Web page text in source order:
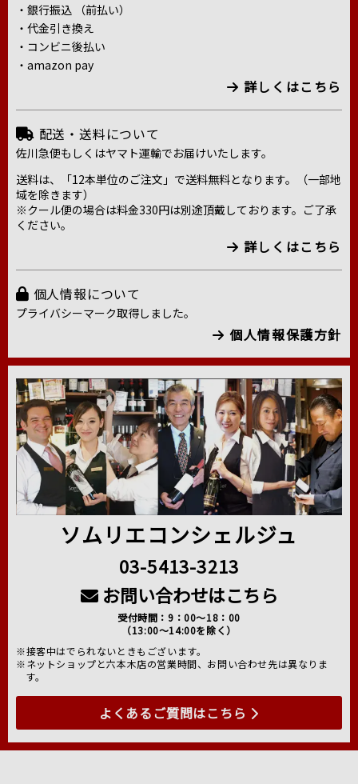
・銀行振込 （前払い）
・代金引き換え
・コンビニ後払い
・amazon pay
詳しくはこちら
配送・送料について
佐川急便もしくはヤマト運輸でお届けいたします。
送料は、「12本単位のご注文」で送料無料となります。（一部地
域を除きます）
※クール便の場合は料金330円は別途頂戴しております。ご了承
ください。
詳しくはこちら
個人情報について
プライバシーマーク取得しました。
個人情報保護方針
ソムリエコンシェルジュ
03-5413-3213
お問い合わせはこちら
受付時間：9：00～18：00
（13:00～14:00を除く）
※接客中はでられないときもございます。
※ネットショップと六本木店の営業時間、お問い合わせ先は異なりま
す。
よくあるご質問はこちら